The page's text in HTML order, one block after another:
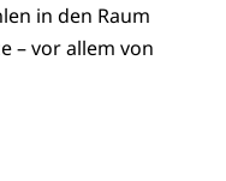
in den Raum
– vor allem von